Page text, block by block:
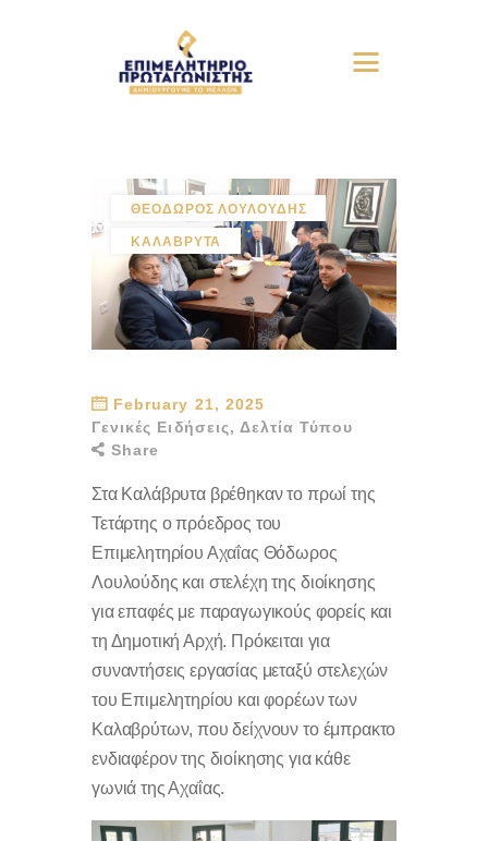
ΘΕΟΔΩΡΟΣ ΛΟΥΛΟΥΔΗΣ
ΚΑΛΑΒΡΥΤΑ
February 21, 2025
Γενικές Ειδήσεις, Δελτία Τύπου
Share
Στα Καλάβρυτα βρέθηκαν το πρωί της
Τετάρτης ο πρόεδρος του
Επιμελητηρίου Αχαΐας Θόδωρος
Λουλούδης και στελέχη της διοίκησης
για επαφές με παραγωγικούς φορείς και
τη Δημοτική Αρχή. Πρόκειται για
συναντήσεις εργασίας μεταξύ στελεχών
του Επιμελητηρίου και φορέων των
Καλαβρύτων, που δείχνουν το έμπρακτο
ενδιαφέρον της διοίκησης για κάθε
γωνιά της Αχαΐας.